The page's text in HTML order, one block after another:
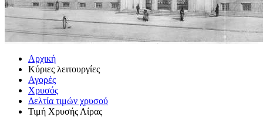
Αρχική
Κύριες λειτουργίες
Αγορές
Χρυσός
Δελτία τιμών χρυσού
Τιμή Χρυσής Λίρας